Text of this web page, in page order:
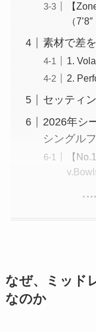
【
（
素材で差
1.
2.
セッティ
2026年シ
シングル
【
なぜ、ミッド
なのか